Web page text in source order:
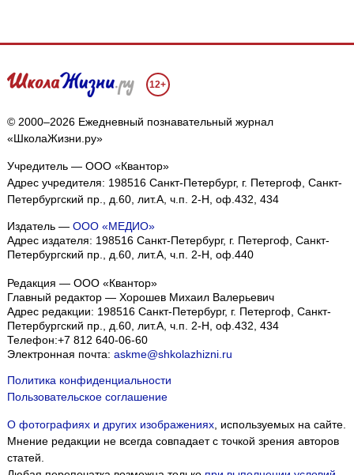
12+
© 2000–2026 Ежедневный познавательный журнал
«ШколаЖизни.ру»
Учредитель — ООО «Квантор»
Адрес учредителя: 198516 Санкт-Петербург, г. Петергоф, Санкт-
Петербургский пр., д.60, лит.А, ч.п. 2-Н, оф.432, 434
Издатель — ООО «МЕДИО»
Адрес издателя: 198516 Санкт-Петербург, г. Петергоф, Санкт-
Петербургский пр., д.60, лит.А, ч.п. 2-Н, оф.440
Редакция — ООО «Квантор»
Главный редактор — Хорошев Михаил Валерьевич
Адрес редакции: 198516 Санкт-Петербург, г. Петергоф, Санкт-
Петербургский пр., д.60, лит.А, ч.п. 2-Н, оф.432, 434
Телефон:+7 812 640-06-60
Электронная почта: askme@shkolazhizni.ru
Политика конфиденциальности
Пользовательское соглашение
О фотографиях и других изображениях, используемых на сайте.
Мнение редакции не всегда совпадает с точкой зрения авторов
статей.